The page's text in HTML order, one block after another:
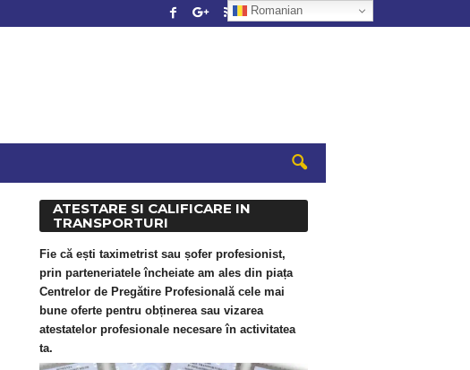
ATESTARE SI CALIFICARE IN
TRANSPORTURI
Fie că ești taximetrist sau șofer profesionist,
prin parteneriatele încheiate am ales din piața
Centrelor de Pregătire Profesională cele mai
bune oferte pentru obținerea sau vizarea
atestatelor profesionale necesare în activitatea
ta.
Romanian